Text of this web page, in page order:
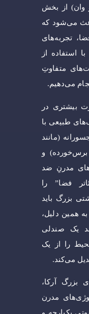
وان) از بخش
می‌شود که
تجربه‌های
استفاده از
متفاوتِ
می‌دهیم.
بیشتری در
طبیعی با
(مانند
و
مدرنِ ضد
فضا” را
بزرگ باید
همین دلیل،
یک صندلی
را از یک
می‌کند.
بزرگ آرکا،
مدرن